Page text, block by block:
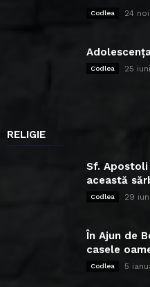
Codlea 24
Codlea 25
RELIGIE
Sf. Apostoli
această
Codlea 29
În Ajun de
casele
Codlea 5